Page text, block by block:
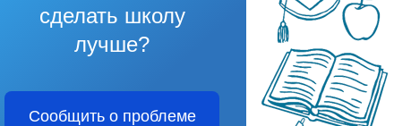
сделать школу
лучше?
Сообщить о проблеме